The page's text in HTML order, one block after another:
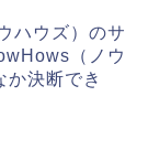
ハウズ）のサ
（ノウ
か決断でき